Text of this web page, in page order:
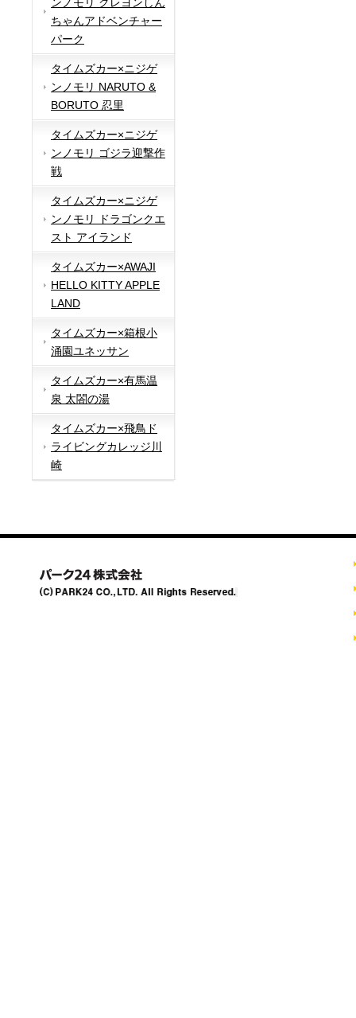
ンノモリ クレヨンしん
ちゃんアドベンチャー
パーク
タイムズカー×ニジゲ
ンノモリ NARUTO &
BORUTO 忍里
タイムズカー×ニジゲ
ンノモリ ゴジラ迎撃作
戦
タイムズカー×ニジゲ
ンノモリ ドラゴンクエ
スト アイランド
タイムズカー×AWAJI
HELLO KITTY APPLE
LAND
タイムズカー×箱根小
涌園ユネッサン
タイムズカー×有馬温
泉 太閤の湯
タイムズカー×飛鳥ド
ライビングカレッジ川
崎